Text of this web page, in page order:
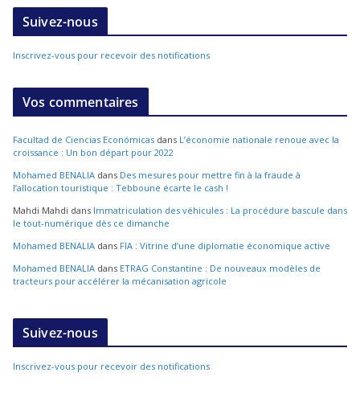
Suivez-nous
Inscrivez-vous pour recevoir des notifications
Vos commentaires
Facultad de Ciencias Económicas dans L’économie nationale renoue avec la
croissance : Un bon départ pour 2022
Mohamed BENALIA dans Des mesures pour mettre fin à la fraude à
l’allocation touristique : Tebboune écarte le cash !
Mahdi Mahdi dans Immatriculation des véhicules : La procédure bascule dans
le tout-numérique dès ce dimanche
Mohamed BENALIA dans FIA : Vitrine d’une diplomatie économique active
Mohamed BENALIA dans ETRAG Constantine : De nouveaux modèles de
tracteurs pour accélérer la mécanisation agricole
Suivez-nous
Inscrivez-vous pour recevoir des notifications